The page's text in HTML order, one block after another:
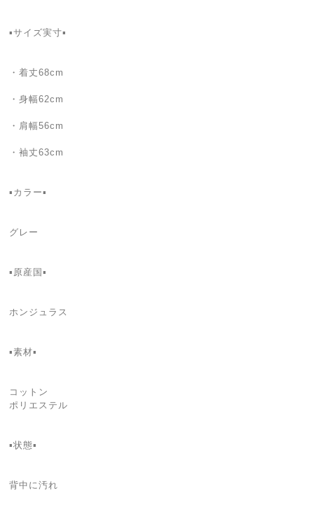
▪️サイズ実寸▪️
・着丈68cm
・身幅62cm
・肩幅56cm
・袖丈63cm
▪️カラー▪️
グレー
▪️原産国▪️
ホンジュラス
▪️素材▪️
コットン
ポリエステル
▪️状態▪️
背中に汚れ